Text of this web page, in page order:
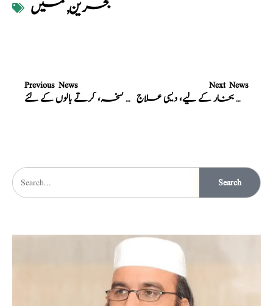
بحرین,میں
Previous News
بہترین نسخہ، گرتے بالوں کے لئے
Next News
ہر قسم کے بخار کے لیے، دیسی علاج
Search